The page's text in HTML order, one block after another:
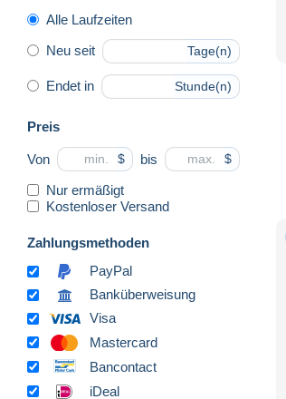
Alle Laufzeiten
Neu seit Tage(n)
Endet in Stunde(n)
Preis
Von $ bis $
Nur ermäßigt
Kostenloser Versand
Zahlungsmethoden
PayPal
Banküberweisung
Visa
Mastercard
Bancontact
iDeal